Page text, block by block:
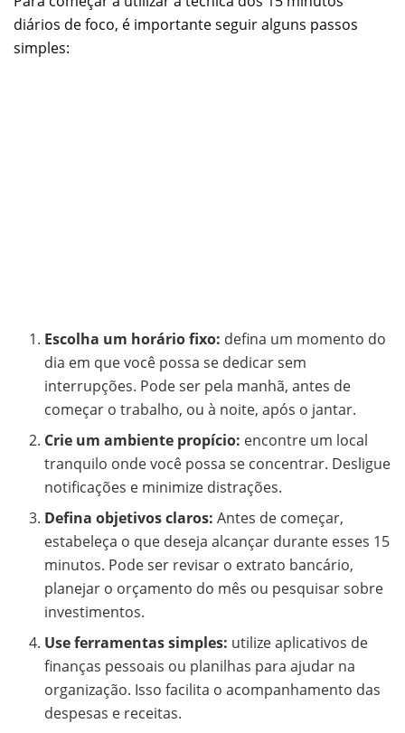
diários de foco, é importante seguir alguns passos
simples:
Escolha um horário fixo: defina um momento do
dia em que você possa se dedicar sem
interrupções. Pode ser pela manhã, antes de
começar o trabalho, ou à noite, após o jantar.
Crie um ambiente propício: encontre um local
tranquilo onde você possa se concentrar. Desligue
notificações e minimize distrações.
Defina objetivos claros: Antes de começar,
estabeleça o que deseja alcançar durante esses 15
minutos. Pode ser revisar o extrato bancário,
planejar o orçamento do mês ou pesquisar sobre
investimentos.
Use ferramentas simples: utilize aplicativos de
finanças pessoais ou planilhas para ajudar na
organização. Isso facilita o acompanhamento das
despesas e receitas.